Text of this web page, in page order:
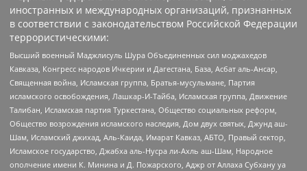
иностранных и международных организаций, признанных
в соответствии с законодательством Российской Федерации
террористическими:
Высший военный Маджлисуль Шура Объединенных сил моджахедов
Кавказа, Конгресс народов Ичкерии и Дагестана, База, Асбат аль-Ансар,
Священная война, Исламская группа, Братья-мусульмане, Партия
исламского освобождения, Лашкар-И-Тайба, Исламская группа, Движение
Талибан, Исламская партия Туркестана, Общество социальных реформ,
Общество возрождения исламского наследия, Дом двух святых, Джунд аш-
Шам, Исламский джихад, Аль-Каида, Имарат Кавказ, АБТО, Правый сектор,
Исламское государство, Джабха аль-Нусра ли-Ахль аш-Шам, Народное
ополчение имени К. Минина и Д. Пожарского, Аджр от Аллаха Субхану уа